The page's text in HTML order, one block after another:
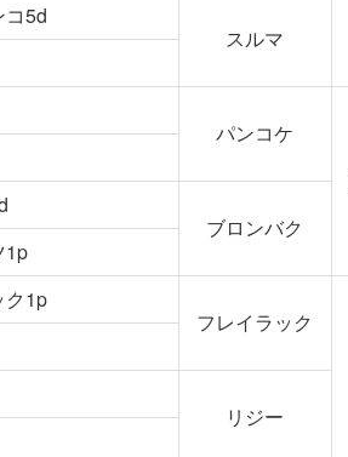
コ5d
スルマ
パンコケ
ブロンバク
1p
ク1p
フレイラック
リジー